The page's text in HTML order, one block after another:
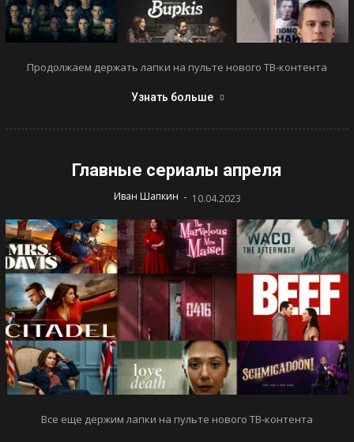
Продолжаем держать лапки на пульте нового ТВ-контента
Узнать больше
Главные сериалы апреля
Иван Шапкин - 10.04.2023
Все еще держим лапки на пульте нового ТВ-контента